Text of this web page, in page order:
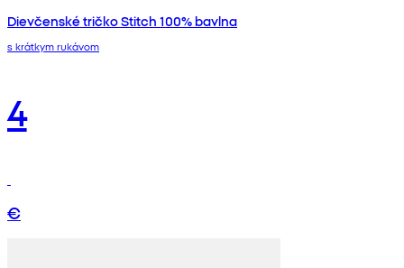
Dievčenské tričko Stitch 100% bavlna
s krátkym rukávom
4
€